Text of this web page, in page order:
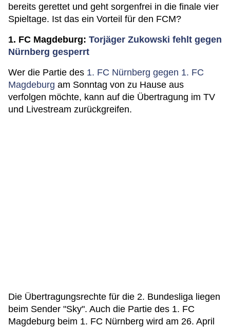
bereits gerettet und geht sorgenfrei in die finale vier
Spieltage. Ist das ein Vorteil für den FCM?
1. FC Magdeburg: Torjäger Zukowski fehlt gegen
Nürnberg gesperrt
Wer die Partie des 1. FC Nürnberg gegen 1. FC
Magdeburg am Sonntag von zu Hause aus
verfolgen möchte, kann auf die Übertragung im TV
und Livestream zurückgreifen.
Die Übertragungsrechte für die 2. Bundesliga liegen
beim Sender "Sky". Auch die Partie des 1. FC
Magdeburg beim 1. FC Nürnberg wird am 26. April